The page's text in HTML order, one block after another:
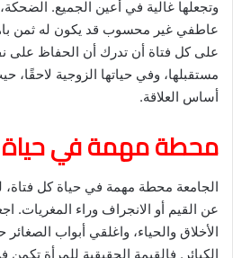
وتجعلها غالية في أعين الجميع.
عاطفي غير محسوب قد يكون له ثمن
على كل فتاة أن تدرك أن الحفاظ على
مستقبلها، وفي حياتها الزوجية لاحقًا،
أساس العلاقة.
محطة مهمة في
الجامعة محطة مهمة في حياة كل فتاة،
عن القيم أو الانجراف وراء
الأخلاق والحياء، واغلقي أبواب
الكبائر. فالقيمة الحقيقية للمرأة تكمن